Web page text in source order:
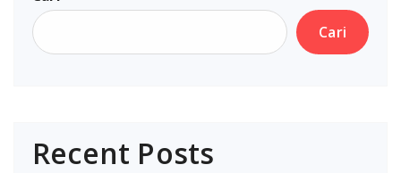
Cari
Recent Posts